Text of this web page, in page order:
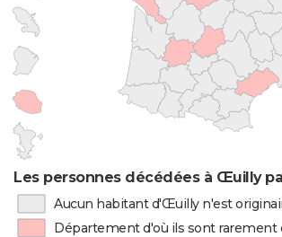
Les personnes décédées à Œuilly
Aucun habitant d'Œuilly n'est
Département d'où ils sont rarement